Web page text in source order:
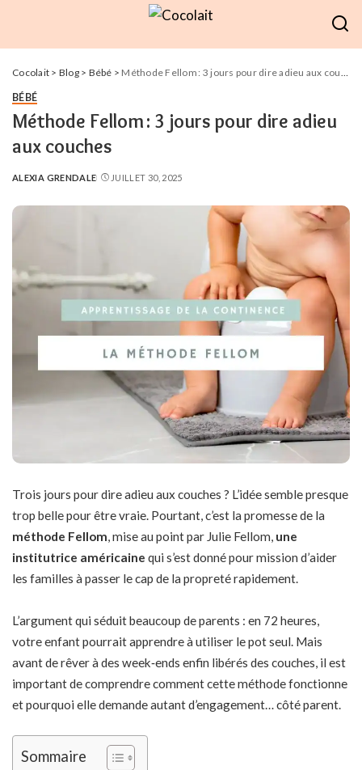
Cocolait > Blog> Bébé > Méthode Fellom : 3 jours pour dire adieu aux couches
BÉBÉ
Méthode Fellom : 3 jours pour dire adieu
aux couches
POSTED
ALEXIA GRENDALE JUILLET 30, 2025
Trois jours pour dire adieu aux couches ? L’idée semble presque
trop belle pour être vraie. Pourtant, c’est la promesse de la
méthode Fellom, mise au point par Julie Fellom, une
institutrice américaine qui s’est donné pour mission d’aider
les familles à passer le cap de la propreté rapidement.
L’argument qui séduit beaucoup de parents : en 72 heures,
votre enfant pourrait apprendre à utiliser le pot seul. Mais
avant de rêver à des week‑ends enfin libérés des couches, il est
important de comprendre comment cette méthode fonctionne
et pourquoi elle demande autant d’engagement… côté parent.
Sommaire